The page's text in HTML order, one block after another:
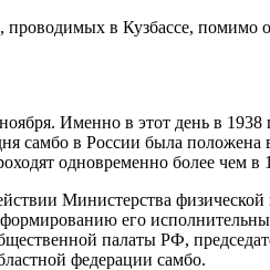
в Кузбассе,
Именно в этот день в
самбо в России была
одновременно более чем в
Министерства физической
его
палаты РФ,
федерации самбо.